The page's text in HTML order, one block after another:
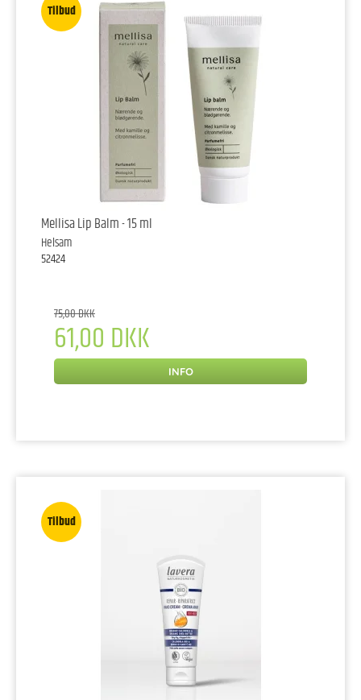
Tilbud
Mellisa Lip Balm - 15 ml
Helsam
52424
75,00 DKK
61,00 DKK
INFO
Tilbud